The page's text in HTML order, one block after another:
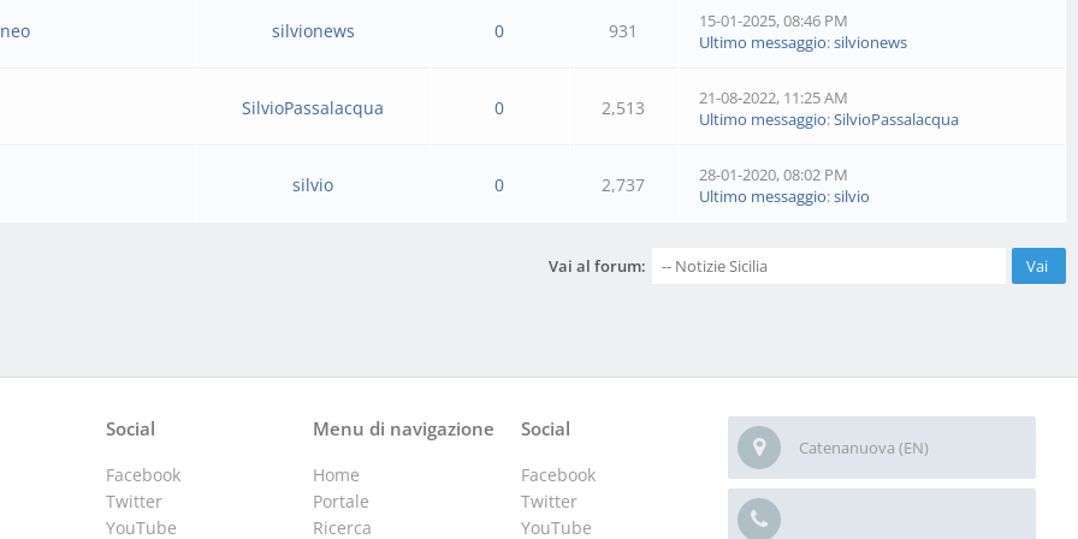
silvionews 0 931
15-01-2025, 08:46 PM
Ultimo messaggio:silvionews
SilvioPassalacqua 0 2,513
21-08-2022, 11:25 AM
Ultimo messaggio:SilvioPassalacqua
silvio 0 2,737
28-01-2020, 08:02 PM
Ultimo messaggio:silvio
Vai al forum:
Catenanuova (EN)
Social
Facebook
Twitter
YouTube
Menu di navigazione
Home
Portale
Ricerca
Social
Facebook
Twitter
YouTube